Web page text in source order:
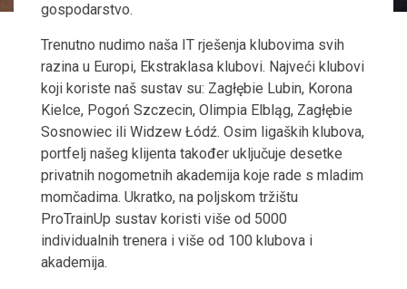
gospodarstvo.
Trenutno nudimo naša IT rješenja klubovima svih
razina u Europi, Ekstraklasa klubovi. Najveći klubovi
koji koriste naš sustav su: Zagłębie Lubin, Korona
Kielce, Pogoń Szczecin, Olimpia Elbląg, Zagłębie
Sosnowiec ili Widzew Łódź. Osim ligaških klubova,
portfelj našeg klijenta također uključuje desetke
privatnih nogometnih akademija koje rade s mladim
momčadima. Ukratko, na poljskom tržištu
ProTrainUp sustav koristi više od 5000
individualnih trenera i više od 100 klubova i
akademija.